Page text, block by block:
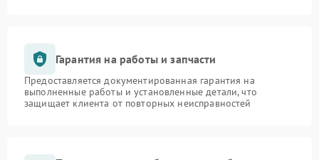
Гарантия на работы и запчасти
Предоставляется документированная гарантия на
выполненные работы и установленные детали, что
защищает клиента от повторных неисправностей